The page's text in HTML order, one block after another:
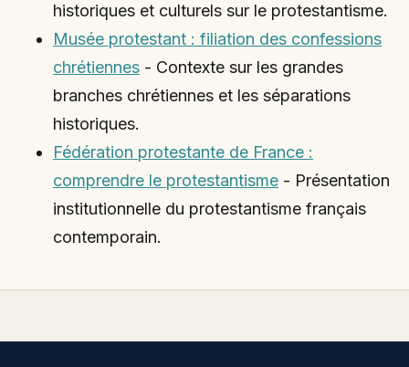
historiques et culturels sur le protestantisme.
Musée protestant : filiation des confessions
chrétiennes - Contexte sur les grandes
branches chrétiennes et les séparations
historiques.
Fédération protestante de France :
comprendre le protestantisme - Présentation
institutionnelle du protestantisme français
contemporain.